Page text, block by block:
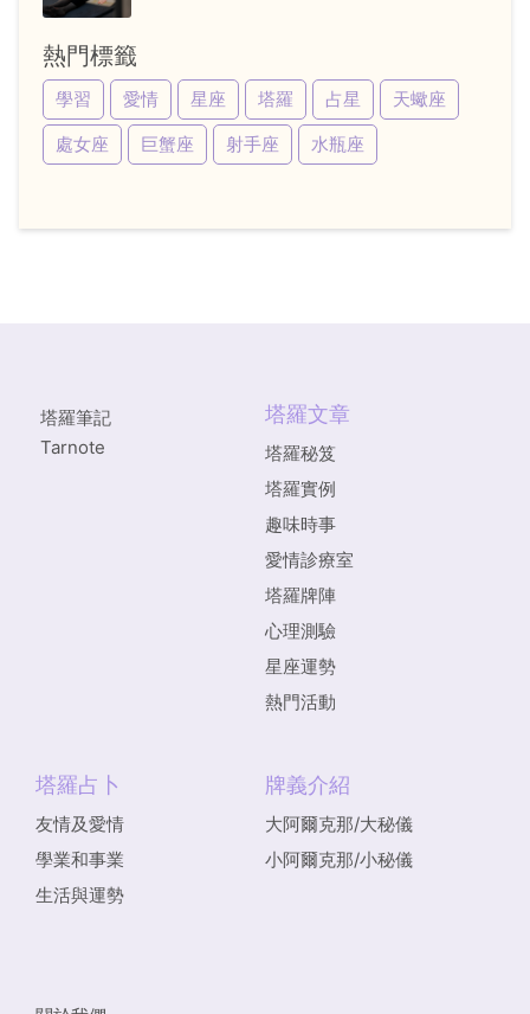
熱門標籤
學習 愛情 星座 塔羅 占星
天蠍座
處女座
巨蟹座 射手座 水瓶座
塔羅筆記
Tarnote
塔羅文章
塔羅秘笈
塔羅實例
趣味時事
愛情診療室
塔羅牌陣
心理測驗
星座運勢
熱門活動
塔羅占卜
友情及愛情
學業和事業
生活與運勢
牌義介紹
大阿爾克那/大秘儀
小阿爾克那/小秘儀